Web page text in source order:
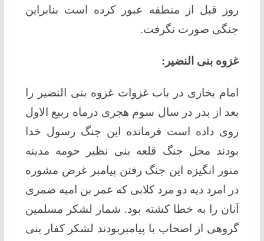
روز قبل از منطقه عبور کرده است بنابراین
جنگی صورت نگرفت.
غزوه بنی النضیر:
امام بخاری در باب غزوات غزوه بنی النضیر را
بعد از بدر در سال سوم هجری درماه ربیع الاول
روی داده است فرمانده این جنگ رسول خدا
بودند محل جنگ قلعه بنی نظیر حومه مدینه
منور انگیزه این جنگ رفتن پیامبر غرض مشوره
در امرد دیه دو مرد کلابی که عمر بن امیه ضمری
آنان را به خطا کشته بود. شمار لشکر مسلمین
گروهی از اصحاب با پیامبربودند لشکر کفار بنی